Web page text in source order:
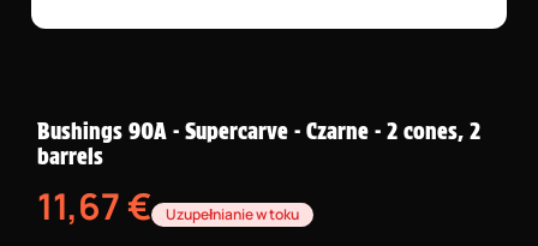
Bushings 90A - Supercarve - Czarne - 2 cones, 2
barrels
11,67€ Uzupełnianie w toku